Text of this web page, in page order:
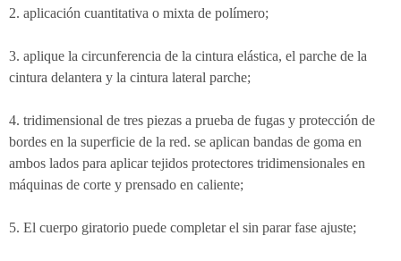
2. aplicación cuantitativa o mixta de polímero;
3. aplique la circunferencia de la cintura elástica, el parche de la
cintura delantera y la cintura lateral parche;
4. tridimensional de tres piezas a prueba de fugas y protección de
bordes en la superficie de la red. se aplican bandas de goma en
ambos lados para aplicar tejidos protectores tridimensionales en
máquinas de corte y prensado en caliente;
5. El cuerpo giratorio puede completar el sin parar fase ajuste;